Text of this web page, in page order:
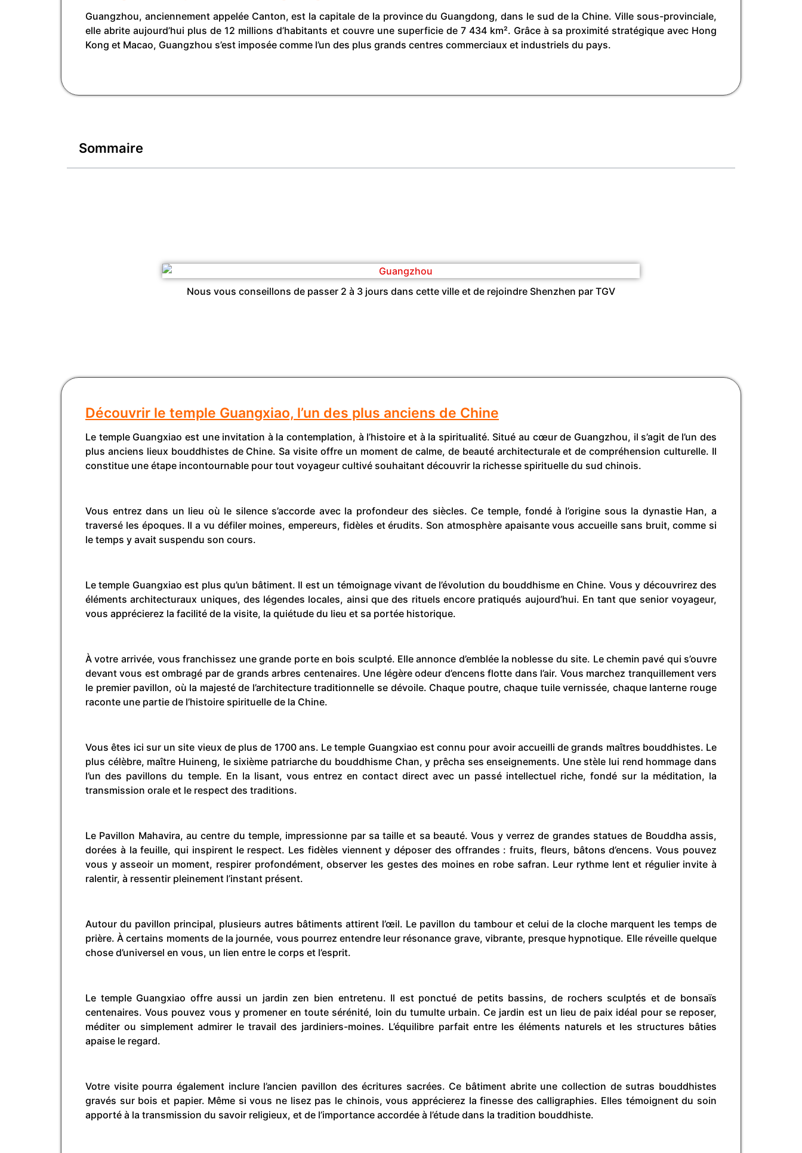
Guangzhou, anciennement appelée Canton, est la capitale de la province du Guangdong, dans le sud de la Chine. Ville sous-provinciale,
elle abrite aujourd’hui plus de 12 millions d’habitants et couvre une superficie de 7 434 km². Grâce à sa proximité stratégique avec Hong
Kong et Macao, Guangzhou s’est imposée comme l’un des plus grands centres commerciaux et industriels du pays.
Sommaire
Nous vous conseillons de passer 2 à 3 jours dans cette ville et de rejoindre Shenzhen par TGV
Découvrir le temple Guangxiao, l’un des plus anciens de Chine
Le temple Guangxiao est une invitation à la contemplation, à l’histoire et à la spiritualité. Situé au cœur de Guangzhou, il s’agit de l’un des
plus anciens lieux bouddhistes de Chine. Sa visite offre un moment de calme, de beauté architecturale et de compréhension culturelle. Il
constitue une étape incontournable pour tout voyageur cultivé souhaitant découvrir la richesse spirituelle du sud chinois.
Vous entrez dans un lieu où le silence s’accorde avec la profondeur des siècles. Ce temple, fondé à l’origine sous la dynastie Han, a
traversé les époques. Il a vu défiler moines, empereurs, fidèles et érudits. Son atmosphère apaisante vous accueille sans bruit, comme si
le temps y avait suspendu son cours.
Le temple Guangxiao est plus qu’un bâtiment. Il est un témoignage vivant de l’évolution du bouddhisme en Chine. Vous y découvrirez des
éléments architecturaux uniques, des légendes locales, ainsi que des rituels encore pratiqués aujourd’hui. En tant que senior voyageur,
vous apprécierez la facilité de la visite, la quiétude du lieu et sa portée historique.
À votre arrivée, vous franchissez une grande porte en bois sculpté. Elle annonce d’emblée la noblesse du site. Le chemin pavé qui s’ouvre
devant vous est ombragé par de grands arbres centenaires. Une légère odeur d’encens flotte dans l’air. Vous marchez tranquillement vers
le premier pavillon, où la majesté de l’architecture traditionnelle se dévoile. Chaque poutre, chaque tuile vernissée, chaque lanterne rouge
raconte une partie de l’histoire spirituelle de la Chine.
Vous êtes ici sur un site vieux de plus de 1700 ans. Le temple Guangxiao est connu pour avoir accueilli de grands maîtres bouddhistes. Le
plus célèbre, maître Huineng, le sixième patriarche du bouddhisme Chan, y prêcha ses enseignements. Une stèle lui rend hommage dans
l’un des pavillons du temple. En la lisant, vous entrez en contact direct avec un passé intellectuel riche, fondé sur la méditation, la
transmission orale et le respect des traditions.
Le Pavillon Mahavira, au centre du temple, impressionne par sa taille et sa beauté. Vous y verrez de grandes statues de Bouddha assis,
dorées à la feuille, qui inspirent le respect. Les fidèles viennent y déposer des offrandes : fruits, fleurs, bâtons d’encens. Vous pouvez
vous y asseoir un moment, respirer profondément, observer les gestes des moines en robe safran. Leur rythme lent et régulier invite à
ralentir, à ressentir pleinement l’instant présent.
Autour du pavillon principal, plusieurs autres bâtiments attirent l’œil. Le pavillon du tambour et celui de la cloche marquent les temps de
prière. À certains moments de la journée, vous pourrez entendre leur résonance grave, vibrante, presque hypnotique. Elle réveille quelque
chose d’universel en vous, un lien entre le corps et l’esprit.
Le temple Guangxiao offre aussi un jardin zen bien entretenu. Il est ponctué de petits bassins, de rochers sculptés et de bonsaïs
centenaires. Vous pouvez vous y promener en toute sérénité, loin du tumulte urbain. Ce jardin est un lieu de paix idéal pour se reposer,
méditer ou simplement admirer le travail des jardiniers-moines. L’équilibre parfait entre les éléments naturels et les structures bâties
apaise le regard.
Votre visite pourra également inclure l’ancien pavillon des écritures sacrées. Ce bâtiment abrite une collection de sutras bouddhistes
gravés sur bois et papier. Même si vous ne lisez pas le chinois, vous apprécierez la finesse des calligraphies. Elles témoignent du soin
apporté à la transmission du savoir religieux, et de l’importance accordée à l’étude dans la tradition bouddhiste.